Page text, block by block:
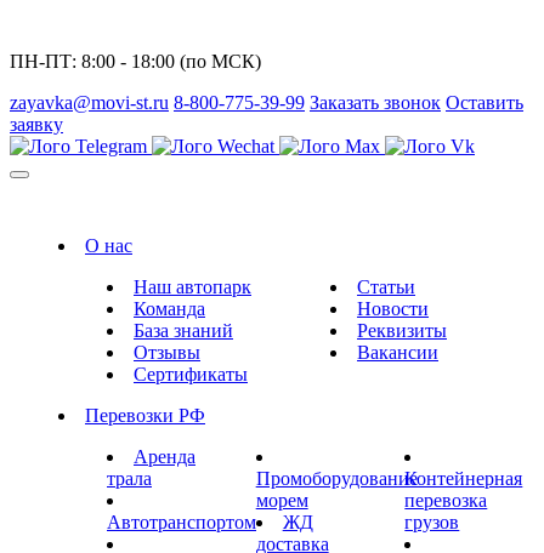
ПН-ПТ: 8:00 - 18:00 (по МСК)
zayavka@movi-st.ru 8-800-775-39-99 Заказать звонок Оставить
заявку
О нас
Наш автопарк
Команда
База знаний
Отзывы
Сертификаты
Статьи
Новости
Реквизиты
Вакансии
Перевозки РФ
Аренда
трала
Автотранспортом
Промоборудование
морем
ЖД
доставка
Контейнерная
перевозка
грузов